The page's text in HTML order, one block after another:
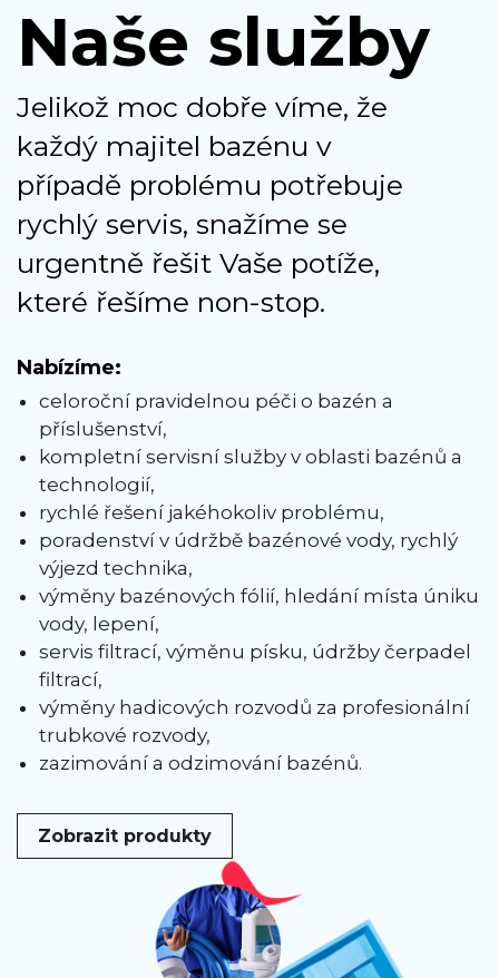
Naše služby
Jelikož moc dobře víme, že
každý majitel bazénu v
případě problému potřebuje
rychlý servis, snažíme se
urgentně řešit Vaše potíže,
které řešíme non-stop.
Nabízíme:
celoroční pravidelnou péči o bazén a
příslušenství,
kompletní servisní služby v oblasti bazénů a
technologií,
rychlé řešení jakéhokoliv problému,
poradenství v údržbě bazénové vody, rychlý
výjezd technika,
výměny bazénových fólií, hledání místa úniku
vody, lepení,
servis filtrací, výměnu písku, údržby čerpadel
filtrací,
výměny hadicových rozvodů za profesionální
trubkové rozvody,
zazimování a odzimování bazénů.
Zobrazit produkty